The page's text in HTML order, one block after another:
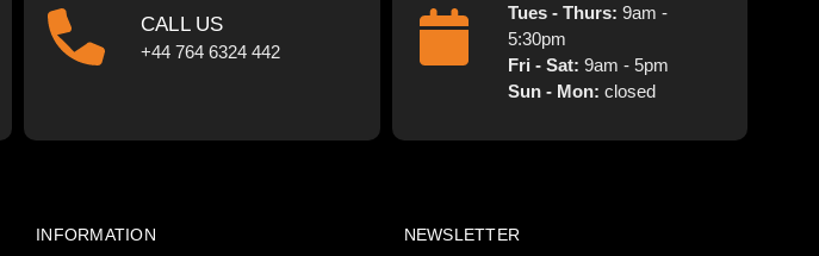
CALL US
+44 764 6324 442
Tues - Thurs:9am -
5:30pm
Fri - Sat:9am - 5pm
Sun - Mon: closed
INFORMATION NEWSLETTER